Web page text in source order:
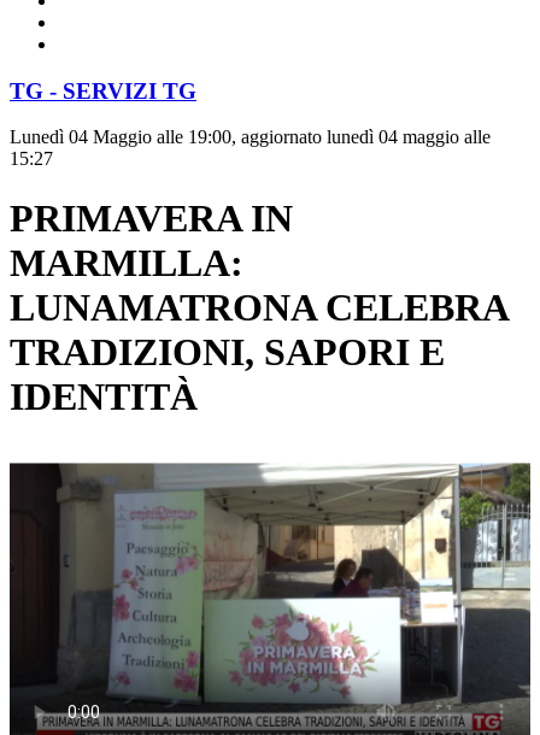
TG - SERVIZI TG
Lunedì 04 Maggio alle 19:00, aggiornato lunedì 04 maggio alle
15:27
PRIMAVERA IN
MARMILLA:
LUNAMATRONA CELEBRA
TRADIZIONI, SAPORI E
IDENTITÀ